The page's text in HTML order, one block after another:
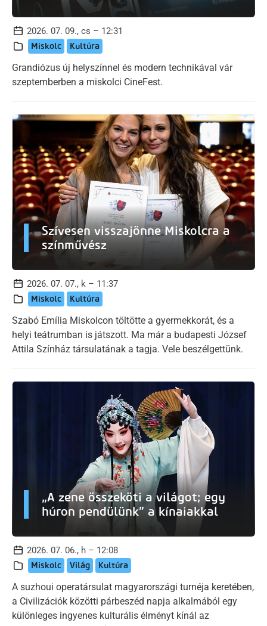
2026. 07. 09., cs – 12:31
Miskolc Kultúra
Grandiózus új helyszínnel és modern technikával vár
szeptemberben a miskolci CineFest.
Szívesen visszajönne Miskolcra a
színművész
2026. 07. 07., k – 11:37
Miskolc Kultúra
Szabó Emília Miskolcon töltötte a gyermekkorát, és a
helyi teátrumban is játszott. Ma már a budapesti József
Attila Színház társulatának a tagja. Vele beszélgettünk.
„A zene összeköti a világot; egy
húron pendülünk” a kínaiakkal
2026. 07. 06., h – 12:08
Miskolc Világ Kultúra
A suzhoui operatársulat magyarországi turnéja keretében,
a Civilizációk közötti párbeszéd napja alkalmából egy
különleges ingyenes kulturális élményt kínál az